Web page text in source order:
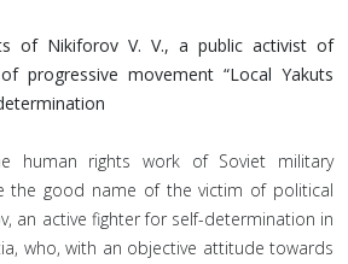
of Nikiforov V. V., a public activist of
progressive movement “Local Yakuts
human rights work of Soviet military
the good name of the victim of political
an active fighter for self-determination in
who, with an objective attitude towards